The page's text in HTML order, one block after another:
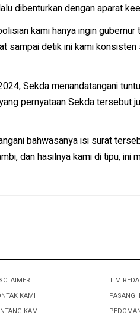
dibenturkan dengan aparat
kami hanya ingin
sampai detik ini kami
Sekda menandatangani
pernyataan Sekda
bahwasanya isi surat
dan hasilnya kami di tipu,
KAMI
KAMI
TIM
PASANG